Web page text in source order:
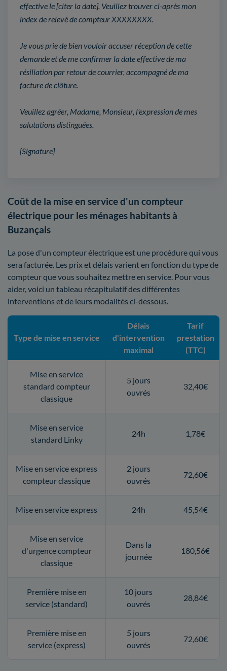
effective le [citer la date]. Veuillez trouver ci-après mon
index de relevé de compteur XXXXXXXX.
Je vous prie de bien vouloir accuser réception de cette
demande et de me confirmer la date effective de ma
résiliation par retour de courrier, accompagné de ma
facture de clôture.
Veuillez agréer, Madame, Monsieur, l'expression de mes
salutations distinguées.
[Signature]
Coût de la mise en service d'un compteur
électrique pour les ménages habitants à
Buzançais
La pose d'un compteur électrique est une procédure qui vous
sera facturée. Les prix et délais varient en fonction du type de
compteur que vous souhaitez mettre en service. Pour vous
aider, voici un tableau récapitulatif des différentes
interventions et de leurs modalités ci-dessous.
Type de mise en service
Délais
d'intervention
maximal
Tarif
prestation
(TTC)
Mise en service
standard compteur
classique
5 jours
ouvrés
32,40€
Mise en service
standard Linky
24h 1,78€
Mise en service express
compteur classique
2 jours
ouvrés
72,60€
Mise en service express 24h 45,54€
Mise en service
d'urgence compteur
classique
Dans la
journée
180,56€
Première mise en
service (standard)
10 jours
ouvrés
28,84€
Première mise en
service (express)
5 jours
ouvrés
72,60€